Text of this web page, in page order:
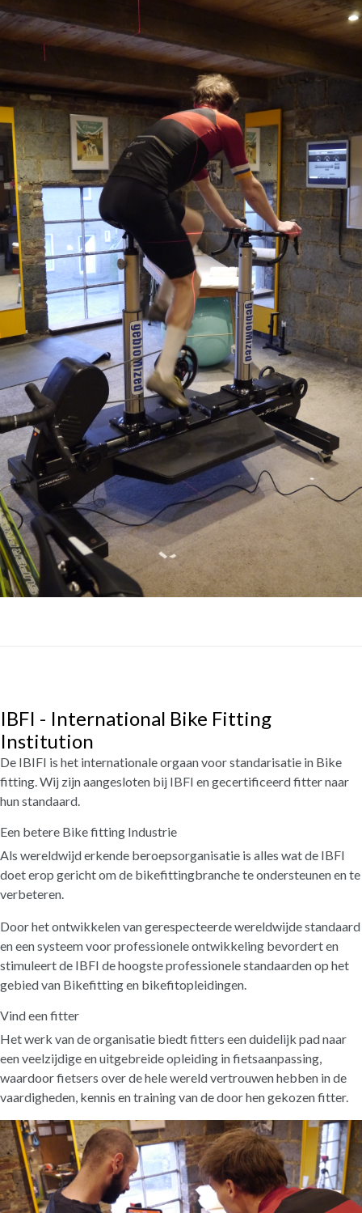
IBFI - International Bike Fitting
Institution
De IBIFI is het internationale orgaan voor standarisatie in Bike
fitting. Wij zijn aangesloten bij IBFI en gecertificeerd fitter naar
hun standaard.
Een betere Bike fitting Industrie
Als wereldwijd erkende beroepsorganisatie is alles wat de IBFI
doet erop gericht om de bikefittingbranche te ondersteunen en te
verbeteren.
Door het ontwikkelen van gerespecteerde wereldwijde standaard
en een systeem voor professionele ontwikkeling bevordert en
stimuleert de IBFI de hoogste professionele standaarden op het
gebied van Bikefitting en bikefitopleidingen.
Vind een fitter
Het werk van de organisatie biedt fitters een duidelijk pad naar
een veelzijdige en uitgebreide opleiding in fietsaanpassing,
waardoor fietsers over de hele wereld vertrouwen hebben in de
vaardigheden, kennis en training van de door hen gekozen fitter.